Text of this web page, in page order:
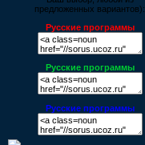
предложенных вариантов):
Русские программы
Русские программы
Русские программы